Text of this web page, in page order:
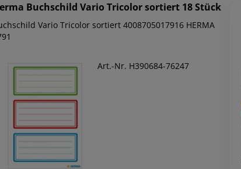
Buchschild Vario Tricolor sortiert 18 Stück
Vario Tricolor sortiert 4008705017916 HERMA
Art.-Nr. H390684-76247